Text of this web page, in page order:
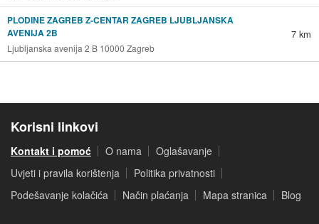
PLODINE ZAGREB Z-CENTAR ZAGREB LJUBLJANSKA
AVENIJA 2B
Ljubljanska avenija 2 B 10000 Zagreb
7 km
Korisni linkovi
Kontakt i pomoć O nama
Oglašavanje
Uvjeti i pravila korištenja
Politika privatnosti
Podešavanje kolačića
Način plaćanja Mapa stranica Blog